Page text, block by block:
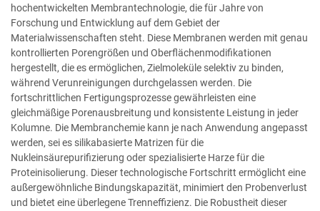
hochentwickelten Membrantechnologie, die für Jahre von
Forschung und Entwicklung auf dem Gebiet der
Materialwissenschaften steht. Diese Membranen werden mit genau
kontrollierten Porengrößen und Oberflächenmodifikationen
hergestellt, die es ermöglichen, Zielmoleküle selektiv zu binden,
während Verunreinigungen durchgelassen werden. Die
fortschrittlichen Fertigungsprozesse gewährleisten eine
gleichmäßige Porenausbreitung und konsistente Leistung in jeder
Kolumne. Die Membranchemie kann je nach Anwendung angepasst
werden, sei es silikabasierte Matrizen für die
Nukleinsäurepurifizierung oder spezialisierte Harze für die
Proteinisolierung. Dieser technologische Fortschritt ermöglicht eine
außergewöhnliche Bindungskapazität, minimiert den Probenverlust
und bietet eine überlegene Trenneffizienz. Die Robustheit dieser